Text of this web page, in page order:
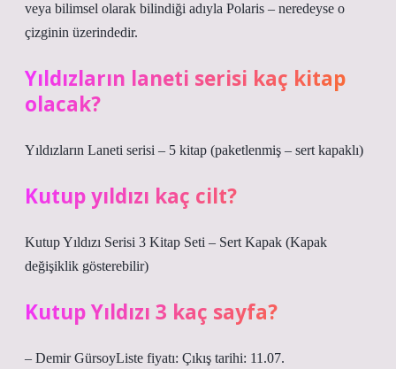
veya bilimsel olarak bilindiği adıyla Polaris – neredeyse o
çizginin üzerindedir.
Yıldızların laneti serisi kaç kitap
olacak?
Yıldızların Laneti serisi – 5 kitap (paketlenmiş – sert kapaklı)
Kutup yıldızı kaç cilt?
Kutup Yıldızı Serisi 3 Kitap Seti – Sert Kapak (Kapak
değişiklik gösterebilir)
Kutup Yıldızı 3 kaç sayfa?
– Demir GürsoyListe fiyatı: Çıkış tarihi: 11.07.